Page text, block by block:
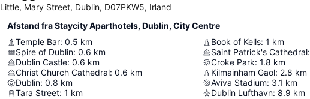
Little, Mary Street, Dublin, D07PKW5, Irland
Afstand fra Staycity Aparthotels, Dublin, City Centre
Temple Bar: 0.5 km
Spire of Dublin: 0.6 km
Dublin Castle: 0.6 km
Christ Church Cathedral: 0.6 km
Dublin: 0.8 km
Tara Street: 1 km
Book of Kells: 1 km
Saint Patrick's Cathedral:
Croke Park: 1.8 km
Kilmainham Gaol: 2.8 km
Aviva Stadium: 3.1 km
Dublin Lufthavn: 8.9 km